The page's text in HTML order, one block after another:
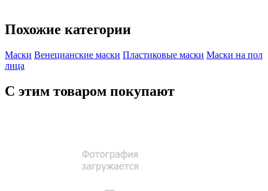
Похожие категории
Маски Венецианские маски Пластиковые маски Маски на пол
лица
С этим товаром покупают